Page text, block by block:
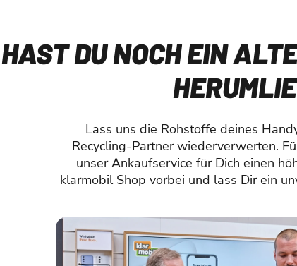
HAST DU NOCH EIN
Lass uns die Rohstoffe deines
Recycling-Partner wiederverwerten.
unser Ankaufservice für Dich einen
klarmobil Shop vorbei und lass Dir ein